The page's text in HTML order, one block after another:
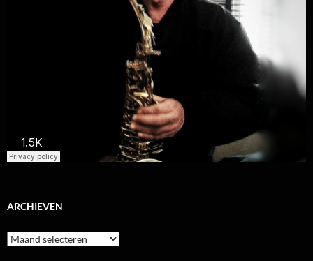
ARCHIEVEN
Archieven